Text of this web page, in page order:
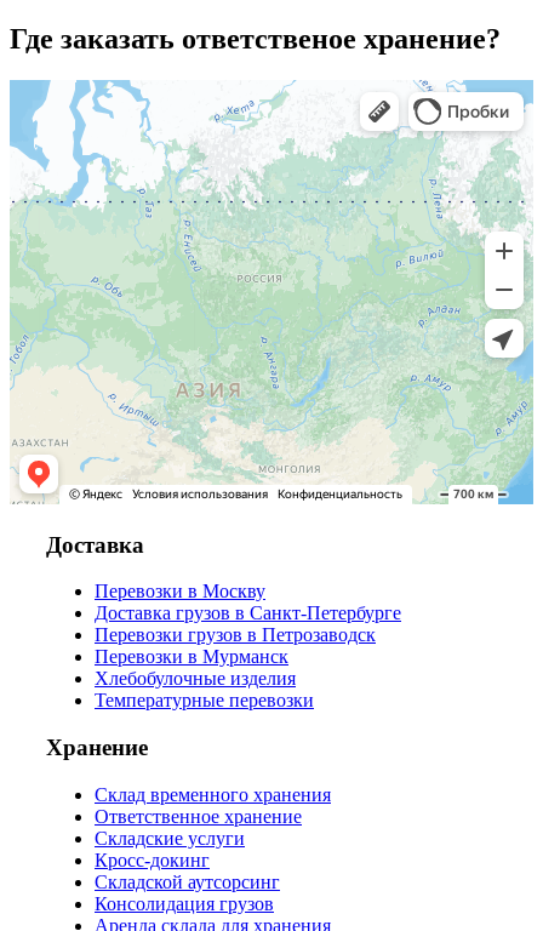
Где заказать ответственое хранение?
Доставка
Перевозки в Москву
Доставка грузов в Санкт-Петербурге
Перевозки грузов в Петрозаводск
Перевозки в Мурманск
Хлебобулочные изделия
Температурные перевозки
Хранение
Склад временного хранения
Ответственное хранение
Складские услуги
Кросс-докинг
Складской аутсорсинг
Консолидация грузов
Аренда склада для хранения